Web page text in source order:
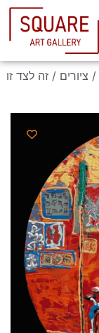
/ ציורים / זה לצד זו